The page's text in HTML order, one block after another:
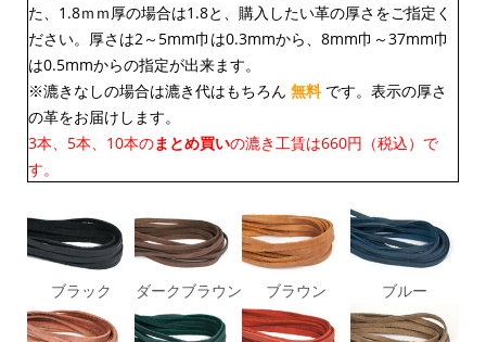
た、1.8ｍｍ厚の場合は1.8と、購入したい革の厚さをご指定く
ださい。厚さは2～5mm巾は0.3mmから、8mm巾～37mm巾
は0.5mmからの指定が出来ます。
※漉きなしの場合は漉き代はもちろん 無料 です。表示の厚さ
の革をお届けします。
3本、5本、10本のまとめ買いの漉き工賃は660円（税込）で
す。
ブラック ダークブラウン ブラウン ブルー